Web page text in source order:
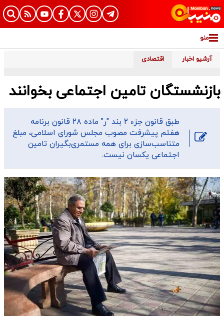
منو
آرشیو اخبار اقتصادی
بازنشستگان تامین اجتماعی بخوانند
طبق قانون جزء ۲ بند "ر" ماده ۲۸ قانون برنامه
هفتم پیشرفت مصوب مجلس شورای اسلامی، مبلغ
متناسب‌سازی برای همه مستمری‌بگیران تامین
اجتماعی یکسان نیست.